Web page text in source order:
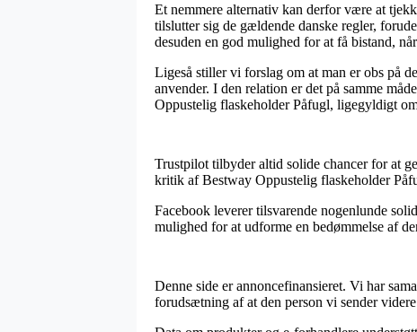
Et nemmere alternativ kan derfor være at
tilslutter sig de gældende danske regler,
desuden en god mulighed for at få bistand,
Ligeså stiller vi forslag om at man er obs på
anvender. I den relation er det på samme
Oppustelig flaskeholder Påfugl, ligegyldigt
Trustpilot tilbyder altid solide chancer for at
kritik af Bestway Oppustelig flaskeholder
Facebook leverer tilsvarende nogenlunde
mulighed for at udforme en bedømmelse af
Denne side er annoncefinansieret. Vi har
forudsætning af at den person vi sender